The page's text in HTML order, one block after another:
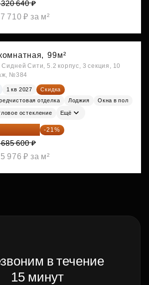
640 ₽
710 ₽ за м²
99м²
Сити, 5.2 корпус, 3 секция, 10
№384
1 кв 2027
Скидка
отделка
Лоджия Окна в пол
остекление Ещё
001 624 ₽ -21%
600 ₽
976 ₽ за м²
в течение
15 минут